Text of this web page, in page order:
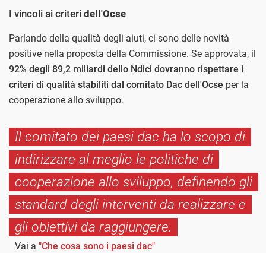
I vincoli ai criteri dell'Ocse
Parlando della qualità degli aiuti, ci sono delle novità
positive nella proposta della Commissione. Se approvata, il
92% degli 89,2 miliardi dello Ndici dovranno rispettare i
criteri di qualità stabiliti dal comitato Dac dell'Ocse per la
cooperazione allo sviluppo.
Il comitato dei paesi dac ha lo scopo di
indirizzare al meglio le politiche di
cooperazione allo sviluppo, definendo gli
standard degli interventi da realizzare e
gli obiettivi da raggiungere.
Vai a "Che cosa sono i paesi dac"